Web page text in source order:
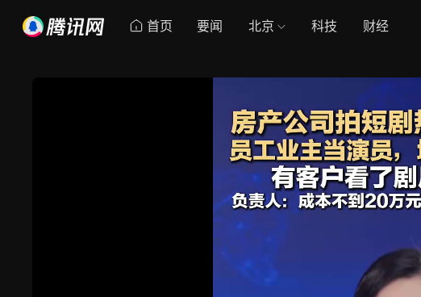
首页 要闻 北京 科技 财经